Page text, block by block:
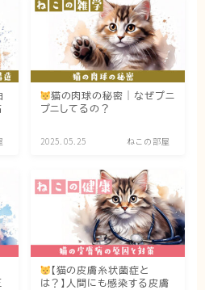
方、しつけ、食事）
病院情報）
、気持ちの読み方）
記
猫の肉球の秘密｜なぜプニ
プニしてるの？
2025.05.25 ねこの部屋
【猫の皮膚糸状菌症と
は？】人間にも感染する皮膚